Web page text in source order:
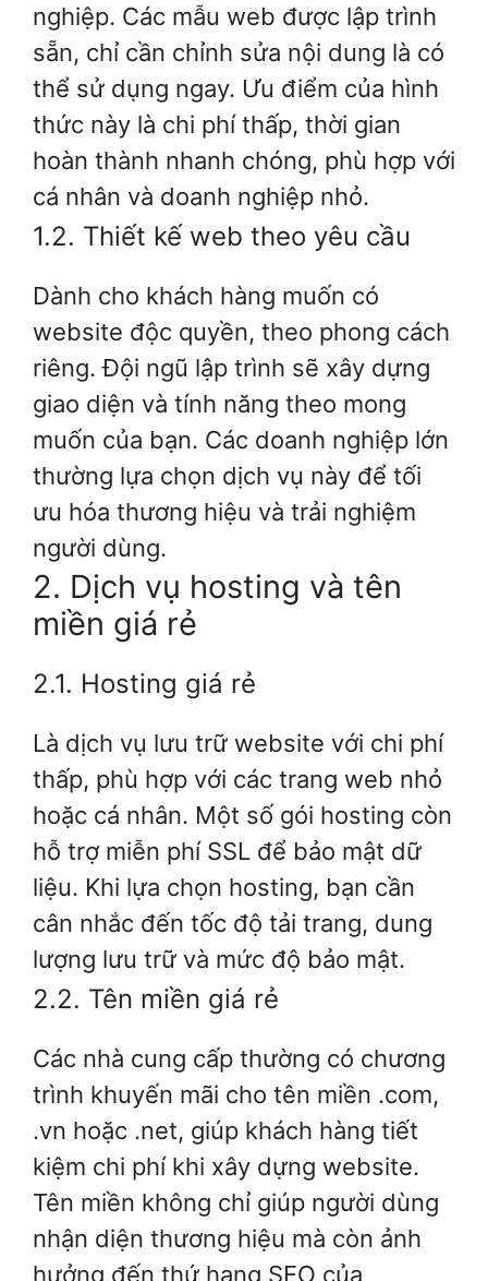
nghiệp. Các mẫu web được lập trình
sẵn, chỉ cần chỉnh sửa nội dung là có
thể sử dụng ngay. Ưu điểm của hình
thức này là chi phí thấp, thời gian
hoàn thành nhanh chóng, phù hợp với
cá nhân và doanh nghiệp nhỏ.
1.2. Thiết kế web theo yêu cầu
Dành cho khách hàng muốn có
website độc quyền, theo phong cách
riêng. Đội ngũ lập trình sẽ xây dựng
giao diện và tính năng theo mong
muốn của bạn. Các doanh nghiệp lớn
thường lựa chọn dịch vụ này để tối
ưu hóa thương hiệu và trải nghiệm
người dùng.
2. Dịch vụ hosting và tên
miền giá rẻ
2.1. Hosting giá rẻ
Là dịch vụ lưu trữ website với chi phí
thấp, phù hợp với các trang web nhỏ
hoặc cá nhân. Một số gói hosting còn
hỗ trợ miễn phí SSL để bảo mật dữ
liệu. Khi lựa chọn hosting, bạn cần
cân nhắc đến tốc độ tải trang, dung
lượng lưu trữ và mức độ bảo mật.
2.2. Tên miền giá rẻ
Các nhà cung cấp thường có chương
trình khuyến mãi cho tên miền .com,
.vn hoặc .net, giúp khách hàng tiết
kiệm chi phí khi xây dựng website.
Tên miền không chỉ giúp người dùng
nhận diện thương hiệu mà còn ảnh
hưởng đến thứ hạng SEO của